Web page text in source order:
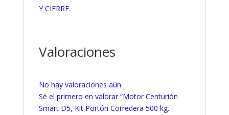
Y CIERRE.
Valoraciones
No hay valoraciones aún.
Sé el primero en valorar “Motor Centurión
Smart D5, Kit Portón Corredera 500 kg.